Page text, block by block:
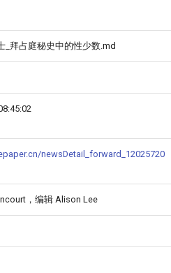
_拜占庭秘史中的性少数.md
newsDetail_forward_12025720
，编辑 Alison Lee